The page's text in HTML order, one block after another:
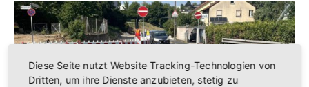
Diese Seite nutzt Website Tracking-Technologien von
Dritten, um ihre Dienste anzubieten, stetig zu